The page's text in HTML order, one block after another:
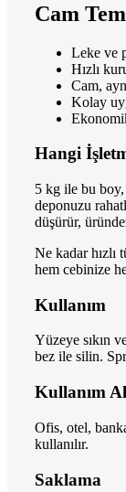
Cam
Leke ve
Hızlı
Cam,
Kolay
Hangi
5 kg ile bu boy,
deponuzu
düşürür,
Ne kadar hızlı
hem cebinize
Kullanım
Yüzeye sıkın
bez ile silin.
Kullanım
Ofis, otel,
kullanılır.
Saklama